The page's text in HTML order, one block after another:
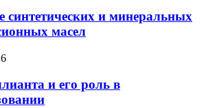
синтетических и минеральных
масел
и его роль в